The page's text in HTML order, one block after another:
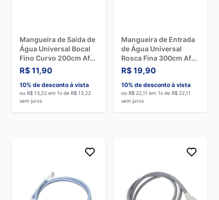
Mangueira de Saída de
Água Universal Bocal
Fino Curvo 200cm Afa
360209150
R$ 11,90
10% de desconto à vista
ou R$ 13,22 em 1x de R$ 13,22
sem juros
Mangueira de Entrada
de Água Universal
Rosca Fina 300cm Afa
372309301
R$ 19,90
10% de desconto à vista
ou R$ 22,11 em 1x de R$ 22,11
sem juros